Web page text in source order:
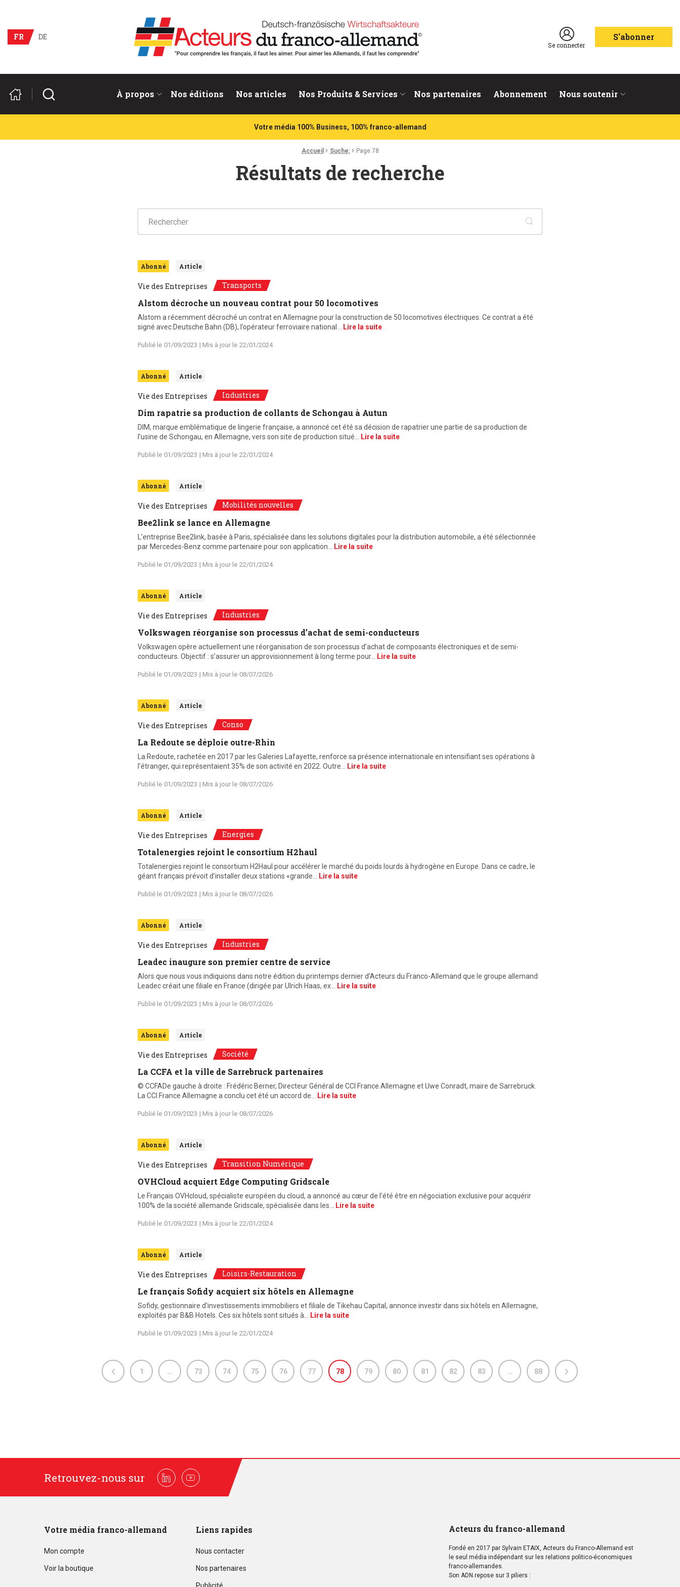
Acteurs du franco-allemand
FR
DE
Se connecter
S'abonner
À propos Nos éditions Nos articles Nos Produits & Services Nos partenaires Abonnement Nous soutenir
Rechercher
Votre média 100% Business, 100% franco-allemand
Accueil › Suche: › Page 78
Résultats de recherche
Ok
Abonné Article
Vie des Entreprises Transports
Alstom décroche un nouveau contrat pour 50 locomotives
Alstom a récemment décroché un contrat en Allemagne pour la construction de 50 locomotives électriques. Ce contrat a été
signé avec Deutsche Bahn (DB), l’opérateur ferroviaire national…
Lire la suite
Publié le 01/09/2023 | Mis à jour le 22/01/2024
Abonné Article
Vie des Entreprises Industries
Dim rapatrie sa production de collants de Schongau à Autun
DIM, marque emblématique de lingerie française, a annoncé cet été sa décision de rapatrier une partie de sa production de
l’usine de Schongau, en Allemagne, vers son site de production situé…
Lire la suite
Publié le 01/09/2023 | Mis à jour le 22/01/2024
Abonné Article
Vie des Entreprises Mobilités nouvelles
Bee2link se lance en Allemagne
L’entreprise Bee2link, basée à Paris, spécialisée dans les solutions digitales pour la distribution automobile, a été sélectionnée
par Mercedes-Benz comme partenaire pour son application…
Lire la suite
Publié le 01/09/2023 | Mis à jour le 22/01/2024
Abonné Article
Vie des Entreprises Industries
Volkswagen réorganise son processus d’achat de semi-conducteurs
Volkswagen opère actuellement une réorganisation de son processus d’achat de composants électroniques et de semi-
conducteurs. Objectif : s’assurer un approvisionnement à long terme pour…
Lire la suite
Publié le 01/09/2023 | Mis à jour le 08/07/2026
Abonné Article
Vie des Entreprises Conso
La Redoute se déploie outre-Rhin
La Redoute, rachetée en 2017 par les Galeries Lafayette, renforce sa présence internationale en intensifiant ses opérations à
l’étranger, qui représentaient 35% de son activité en 2022. Outre…
Lire la suite
Publié le 01/09/2023 | Mis à jour le 08/07/2026
Abonné Article
Vie des Entreprises Energies
Totalenergies rejoint le consortium H2haul
Totalenergies rejoint le consortium H2Haul pour accélérer le marché du poids lourds à hydrogène en Europe. Dans ce cadre, le
géant français prévoit d’installer deux stations «grande…
Lire la suite
Publié le 01/09/2023 | Mis à jour le 08/07/2026
Abonné Article
Vie des Entreprises Industries
Leadec inaugure son premier centre de service
Alors que nous vous indiquions dans notre édition du printemps dernier d’Acteurs du Franco-Allemand que le groupe allemand
Leadec créait une filiale en France (dirigée par Ulrich Haas, ex…
Lire la suite
Publié le 01/09/2023 | Mis à jour le 08/07/2026
Abonné Article
Vie des Entreprises Société
La CCFA et la ville de Sarrebruck partenaires
© CCFADe gauche à droite : Frédéric Berner, Directeur Général de CCI France Allemagne et Uwe Conradt, maire de Sarrebruck.
La CCI France Allemagne a conclu cet été un accord de…
Lire la suite
Publié le 01/09/2023 | Mis à jour le 08/07/2026
Abonné Article
Vie des Entreprises Transition Numérique
OVHCloud acquiert Edge Computing Gridscale
Le Français OVHcloud, spécialiste européen du cloud, a annoncé au cœur de l’été être en négociation exclusive pour acquérir
100% de la société allemande Gridscale, spécialisée dans les…
Lire la suite
Publié le 01/09/2023 | Mis à jour le 22/01/2024
Abonné Article
Vie des Entreprises Loisirs-Restauration
Le français Sofidy acquiert six hôtels en Allemagne
Sofidy, gestionnaire d’investissements immobiliers et filiale de Tikehau Capital, annonce investir dans six hôtels en Allemagne,
exploités par B&B Hotels. Ces six hôtels sont situés à…
Lire la suite
Publié le 01/09/2023 | Mis à jour le 22/01/2024
1 … 73 74 75 76 77 78 79 80 81 82 83 … 88
Retrouvez-nous sur LinkedinYoutube
Votre média franco-allemand
Mon compte
Voir la boutique
Liens rapides
Nous contacter
Nos partenaires
Acteurs du franco-allemand
Fondé en 2017 par Sylvain ETAIX, Acteurs du Franco-Allemand est
le seul média indépendant sur les relations politico-économiques
franco-allemandes.
Son ADN repose sur 3 piliers :